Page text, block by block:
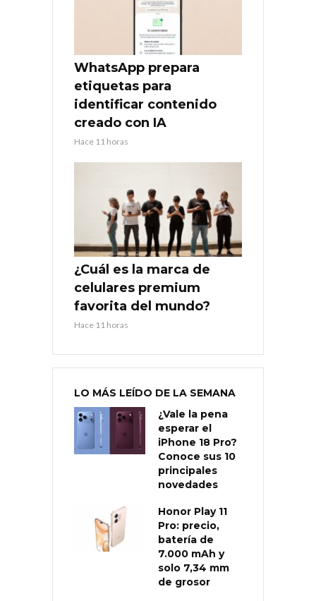
WhatsApp prepara
etiquetas para
identificar contenido
creado con IA
Hace 11 horas
¿Cuál es la marca de
celulares premium
favorita del mundo?
Hace 11 horas
LO MÁS LEÍDO DE LA SEMANA
¿Vale la pena
esperar el
iPhone 18 Pro?
Conoce sus 10
principales
novedades
Honor Play 11
Pro: precio,
batería de
7.000 mAh y
solo 7,34 mm
de grosor